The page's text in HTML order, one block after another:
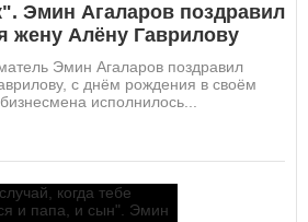
Эмин Агаларов поздравил
жену Алёну Гаврилову
Эмин Агаларов поздравил
с днём рождения в своём
исполнилось...